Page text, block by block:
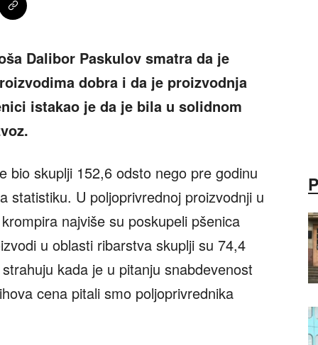
Dalibor Paskulov smatra da je
dobra i da je proizvodnja
istakao je da je bila u solidnom
bio skuplji 152,6 odsto nego pre godinu
statistiku. U poljoprivrednoj proizvodnji u
najviše su poskupeli pšenica
u oblasti ribarstva skuplji su 74,4
kada je u pitanju snabdevenost
cena pitali smo poljoprivrednika